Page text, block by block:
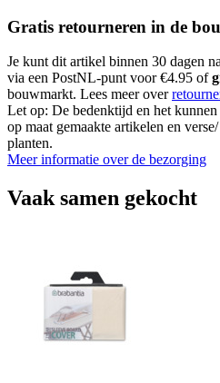
Gratis retourneren in de
Je kunt dit artikel binnen 30 dagen
via een PostNL-punt voor €4.95 of
bouwmarkt. Lees meer over
Let op: De bedenktijd en het
op maat gemaakte artikelen en
planten.
Meer informatie over de bezorging
Vaak samen gekocht